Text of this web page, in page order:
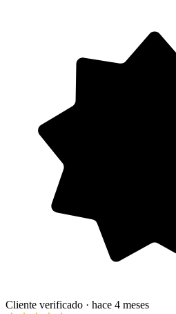
Cliente verificado · hace 4 meses